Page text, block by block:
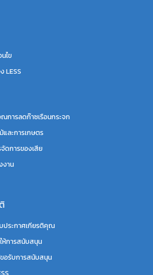
ไข
LESS
ณการลดก๊าซเรือนกระจก
และการเกษตร
ดการของเสีย
งาน
ประกาศเกียรติคุณ
ห้การสนับสนุน
อรับการสนับสนุน